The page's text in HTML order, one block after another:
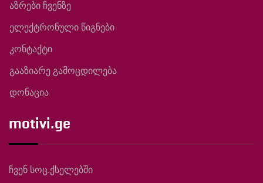
აზრები ჩვენზე
ელექტრონული წიგნები
კონტაქტი
გააზიარე გამოცდილება
დონაცია
motivi.ge
ჩვენ სოც.ქსელებში